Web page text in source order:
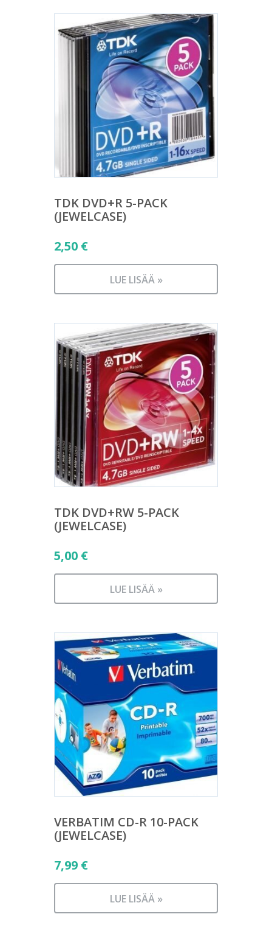
TDK DVD+R 5-PACK
(JEWELCASE)
2,50 €
LUE LISÄÄ »
TDK DVD+RW 5-PACK
(JEWELCASE)
5,00 €
LUE LISÄÄ »
VERBATIM CD-R 10-PACK
(JEWELCASE)
7,99 €
LUE LISÄÄ »